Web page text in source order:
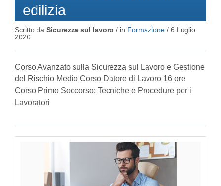
edilizia
Scritto da Sicurezza sul lavoro / in Formazione / 6 Luglio
2026
Corso Avanzato sulla Sicurezza sul Lavoro e Gestione
del Rischio Medio Corso Datore di Lavoro 16 ore
Corso Primo Soccorso: Tecniche e Procedure per i
Lavoratori